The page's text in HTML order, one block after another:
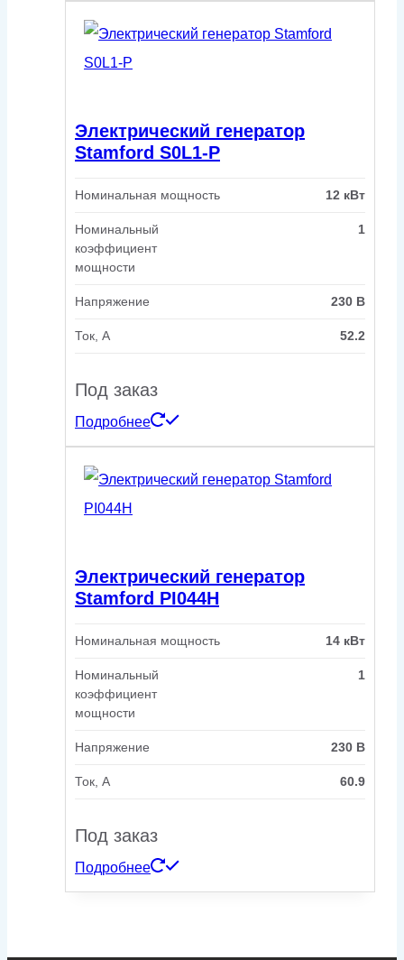
Электрический генератор
Stamford S0L1-P
Номинальная мощность 12 кВт
Номинальный
коэффициент
мощности
1
Напряжение 230 В
Ток, А 52.2
Под заказ
Подробнее
Электрический генератор
Stamford PI044H
Номинальная мощность 14 кВт
Номинальный
коэффициент
мощности
1
Напряжение 230 В
Ток, А 60.9
Под заказ
Подробнее